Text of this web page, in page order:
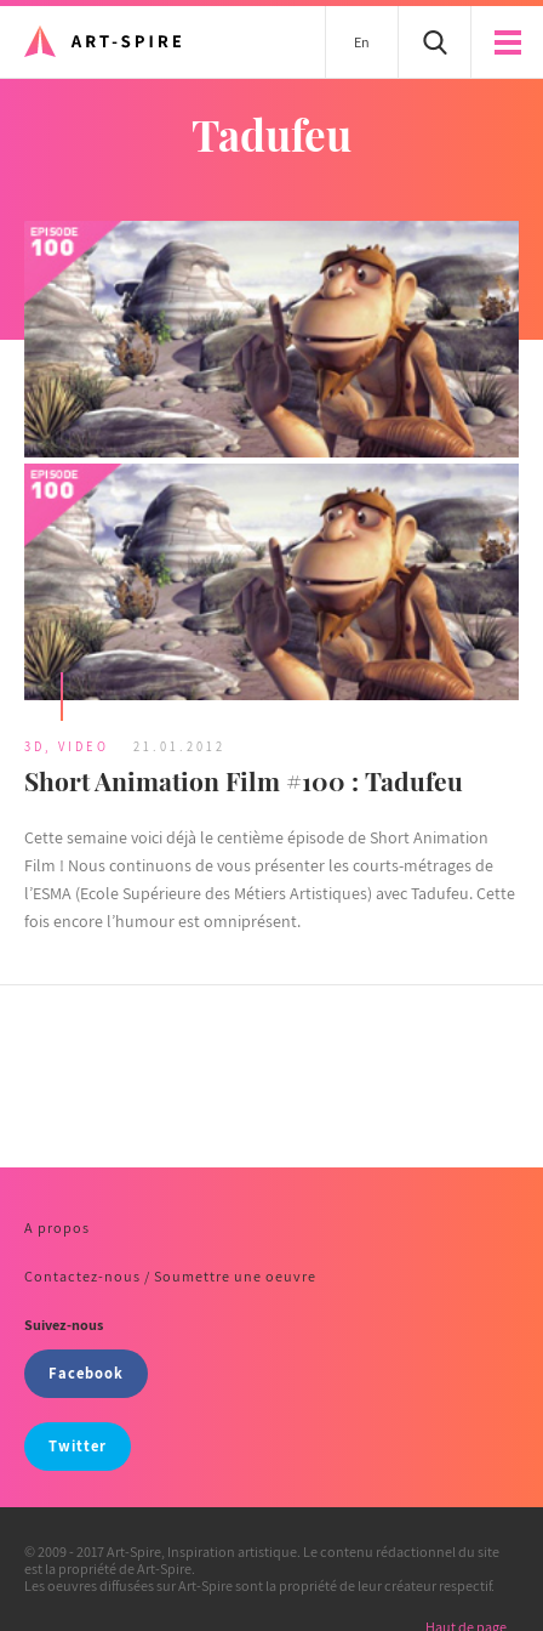
En
Tadufeu
3D , VIDEO 21.01.2012
Short Animation Film #100 : Tadufeu
Cette semaine voici déjà le centième épisode de Short Animation
Film ! Nous continuons de vous présenter les courts-métrages de
l’ESMA (Ecole Supérieure des Métiers Artistiques) avec Tadufeu. Cette
fois encore l’humour est omniprésent.
A propos
Contactez-nous / Soumettre une oeuvre
Suivez-nous
Facebook
Twitter
© 2009 - 2017 Art-Spire, Inspiration artistique. Le contenu rédactionnel du site
est la propriété de Art-Spire.
Les oeuvres diffusées sur Art-Spire sont la propriété de leur créateur respectif.
Haut de page